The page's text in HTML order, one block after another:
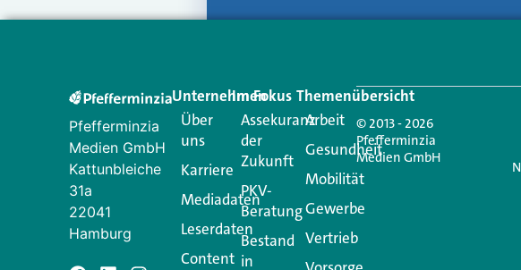
Pfefferminzia
Medien GmbH
Kattunbleiche
31a
22041
Hamburg
Unternehmen
Über
uns
Karriere
Mediadaten
Leserdaten
Content
Im Fokus
Assekuranz
der
Zukunft
PKV-
Beratung
Bestand
in
Themenübersicht
Arbeit
Gesundheit
Mobilität
Gewerbe
Vertrieb
© 2013 - 2026
Pfefferminzia
Medien GmbH